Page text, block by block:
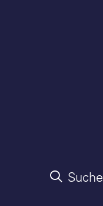
Suche